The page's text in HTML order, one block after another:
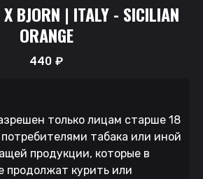
BJORN | ITALY - SICILIAN
ORANGE
440₽
только лицам старше 18
табака или иной
продукции, которые в
продолжат курить или